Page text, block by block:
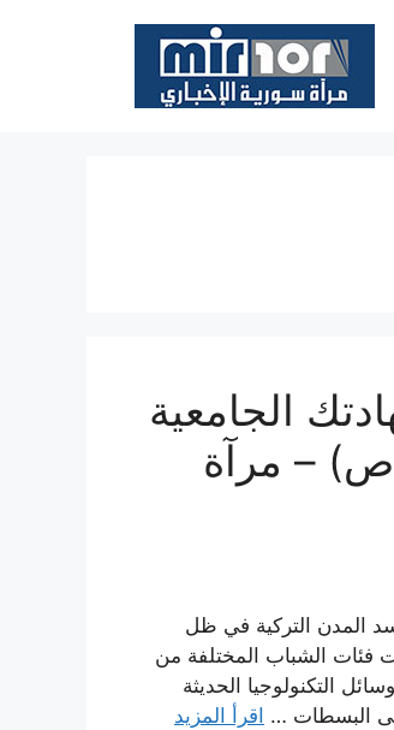
الجامعية
خاص) – مرآة
المدن التركية في ظل
فئات الشباب المختلفة من
التكنولوجيا الحديثة
البسطات … اقرأ المزيد